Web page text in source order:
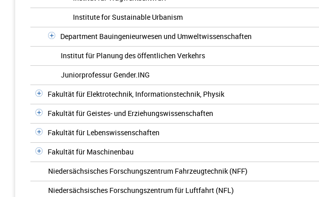
Institute for Sustainable Urbanism
Department Bauingenieurwesen und Umweltwissenschaften
Institut für Planung des öffentlichen Verkehrs
Juniorprofessur Gender.ING
Fakultät für Elektrotechnik, Informationstechnik, Physik
Fakultät für Geistes- und Erziehungswissenschaften
Fakultät für Lebenswissenschaften
Fakultät für Maschinenbau
Niedersächsisches Forschungszentrum Fahrzeugtechnik (NFF)
Niedersächsisches Forschungszentrum für Luftfahrt (NFL)